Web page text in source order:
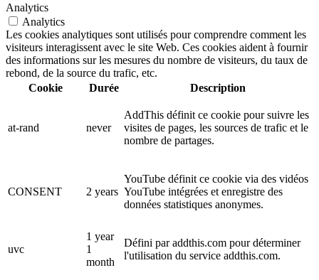
Analytics
Analytics
Les cookies analytiques sont utilisés pour comprendre comment les
visiteurs interagissent avec le site Web. Ces cookies aident à fournir
des informations sur les mesures du nombre de visiteurs, du taux de
rebond, de la source du trafic, etc.
Cookie
Durée Description
at-rand never
AddThis définit ce cookie pour suivre les
visites de pages, les sources de trafic et le
nombre de partages.
CONSENT 2 years
YouTube définit ce cookie via des vidéos
YouTube intégrées et enregistre des
données statistiques anonymes.
uvc
1 year
1
month
Défini par addthis.com pour déterminer
l'utilisation du service addthis.com.